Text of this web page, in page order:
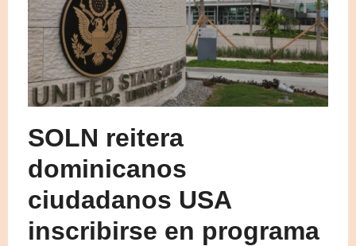
SOLN reitera
dominicanos
ciudadanos USA
inscribirse en programa